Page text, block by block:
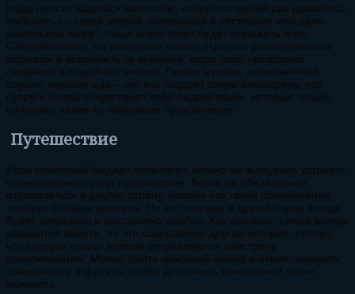
Надо просто задаться вопросом, когда последний раз удавалось
побывать со своей второй половинкой в ресторане или даже
маленьком кафе? Чаще всего ответ будет поражать всех.
Следовательно, на выходные можно отдаться романтическим
порывам и вспомнить те времена, когда пара проводила
свидания в подобных местах. Легкая музыка, качественный
сервис, вкусная еда – это все создает такую атмосферу, что
супруги снова почувствуют себя подростками, которые только
начинают какие-то любовные приключения.
Путешествие
Если семейный бюджет позволяет, можно на выходные устроить
определенного рода путешествие. Вовсе не обязательно
отправляться в другую страну, потому что такие приключения
требуют больше времени. Но вот поездка в другой город всегда
будет актуально и достаточно удобно. Как правило, семья всегда
находится вместе, но это совершенно другая история, потому
что супруги только вдвоем отправляются навстречу
приключениям. Можно снять красивый номер в отеле, заказать
шампанское и фрукты, чтобы дополнить романтикой такие
моменты.